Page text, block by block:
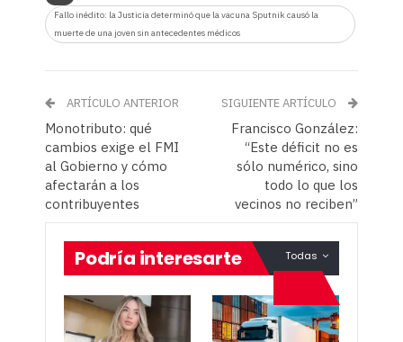
Fallo inédito: la Justicia determinó que la vacuna Sputnik causó la
muerte de una joven sin antecedentes médicos
ARTÍCULO ANTERIOR
Monotributo: qué
cambios exige el FMI
al Gobierno y cómo
afectarán a los
contribuyentes
SIGUIENTE ARTÍCULO
Francisco González:
“Este déficit no es
sólo numérico, sino
todo lo que los
vecinos no reciben”
Todas
Podría interesarte